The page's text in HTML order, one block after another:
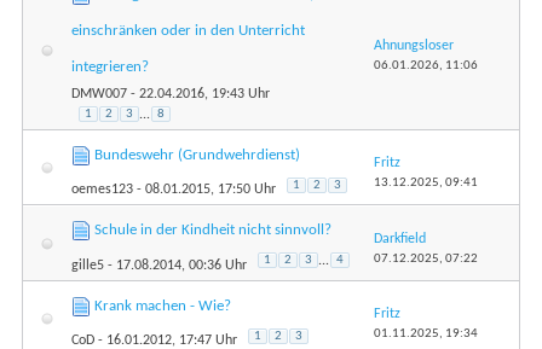
einschränken oder in den Unterricht
integrieren?
DMW007 - 22.04.2016, 19:43 Uhr
1 2 3 ... 8
Ahnungsloser
06.01.2026, 11:06
Bundeswehr (Grundwehrdienst)
oemes123 - 08.01.2015, 17:50 Uhr 1 2 3
Fritz
13.12.2025, 09:41
Schule in der Kindheit nicht sinnvoll?
gille5 - 17.08.2014, 00:36 Uhr 1 2 3 ... 4
Darkfield
07.12.2025, 07:22
Krank machen - Wie?
CoD - 16.01.2012, 17:47 Uhr 1 2 3
Fritz
01.11.2025, 19:34